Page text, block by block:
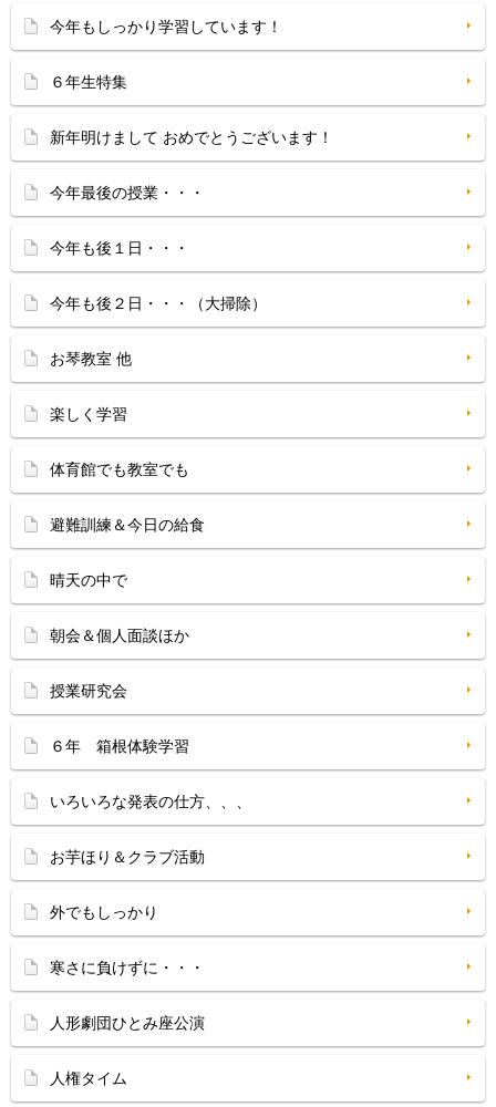
今年もしっかり学習しています！
６年生特集
新年明けまして おめでとうございます！
今年最後の授業・・・
今年も後１日・・・
今年も後２日・・・（大掃除）
お琴教室 他
楽しく学習
体育館でも教室でも
避難訓練＆今日の給食
晴天の中で
朝会＆個人面談ほか
授業研究会
６年 箱根体験学習
いろいろな発表の仕方、、、
お芋ほり＆クラブ活動
外でもしっかり
寒さに負けずに・・・
人形劇団ひとみ座公演
人権タイム